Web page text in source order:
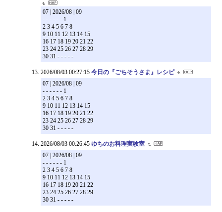
07 | 2026/08 | 09
- - - - - - 1
2 3 4 5 6 7 8
9 10 11 12 13 14 15
16 17 18 19 20 21 22
23 24 25 26 27 28 29
30 31 - - - - -
2026/08/03 00:27:15 今日の『ごちそうさま』レシピ
07 | 2026/08 | 09
- - - - - - 1
2 3 4 5 6 7 8
9 10 11 12 13 14 15
16 17 18 19 20 21 22
23 24 25 26 27 28 29
30 31 - - - - -
2026/08/03 00:26:45 ゆちのお料理実験室
07 | 2026/08 | 09
- - - - - - 1
2 3 4 5 6 7 8
9 10 11 12 13 14 15
16 17 18 19 20 21 22
23 24 25 26 27 28 29
30 31 - - - - -